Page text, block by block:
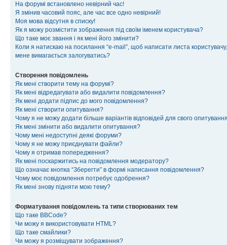
На форумі встановлено невірний час!
Я змінив часовий пояс, але час все одно невірний!
Моя мова відсутня в списку!
Як я можу розмістити зображення під своїм іменем користувача?
Що таке моє звання і як мені його змінити?
Коли я натискаю на посилання “e-mail”, щоб написати листа користувачу,
мене вимагається залогуватись?
Створення повідомлень
Як мені створити тему на форумі?
Як мені відредагувати або видалити повідомлення?
Як мені додати підпис до мого повідомлення?
Як мені створити опитування?
Чому я не можу додати більше варіантів відповідей для свого
Як мені змінити або видалити опитування?
Чому мені недоступні деякі форуми?
Чому я не можу приєднувати файли?
Чому я отримав попередження?
Як мені поскаржитись на повідомлення модератору?
Що означає кнопка “Зберегти” в формі написання повідомлення?
Чому моє повідомлення потребує одобрення?
Як мені знову підняти мою тему?
Форматування повідомлень та типи створюваних тем
Що таке BBCode?
Чи можу я використовувати HTML?
Що таке смайлики?
Чи можу я розміщувати зображення?